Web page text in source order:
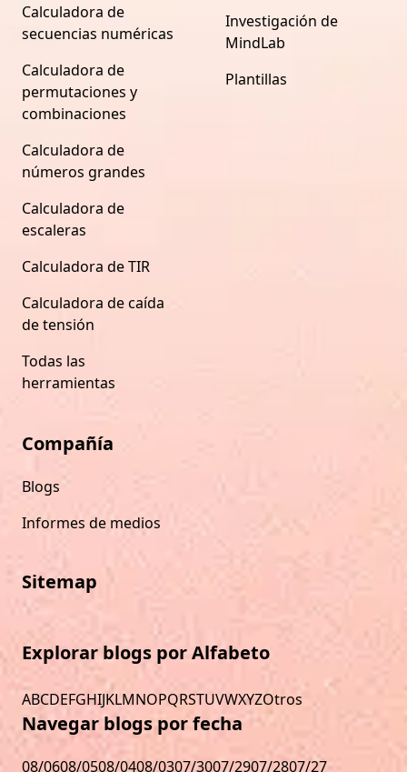
Calculadora de
secuencias numéricas
Calculadora de
permutaciones y
combinaciones
Calculadora de
números grandes
Calculadora de
escaleras
Calculadora de TIR
Calculadora de caída
de tensión
Todas las
herramientas
Investigación de
MindLab
Plantillas
Compañía
Blogs
Informes de medios
Sitemap
Explorar blogs por Alfabeto
ABCDEFGHIJKLMNOPQRSTUVWXYZOtros
Navegar blogs por fecha
08/0608/0508/0408/0307/3007/2907/2807/27